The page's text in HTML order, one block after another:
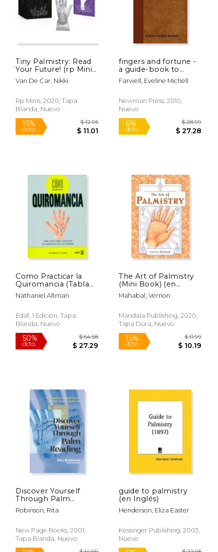
dcto. dcto.
Tiny Palmistry: Read
Your Future! (rp Minis)
(en Inglés)
Van De Car, Nikki
Rp Minis, 2020, Tapa
Blanda, Nuevo
15%
dcto. $ 11.01
fingers and fortune -
a guide-book to
palmistry (en Inglés)
Farwell, Eveline Michell
Newman Press, 2010,
Nuevo
6%
dcto. $
Como Practicar la
Quiromancia (Tabla
de Esmeralda)
Nathaniel Altman
Edaf, 1 Edición, Tapa
Blanda, Nuevo
The Art of Palmistry
(Mini Book) (en
Inglés)
Mahabal, Vernon
Mandala Publishing, 2020,
Tapa Dura, Nuevo
Discover Yourself
Through Palm
Reading: Learning
How to Read Yourself
by Line (en Inglés)
Robinson, Rita
New Page Books, 2001,
Tapa Blanda, Nuevo
guide to palmistry
(en Inglés)
Henderson, Eliza Easter
Kessinger Publishing, 2003,
Nuevo